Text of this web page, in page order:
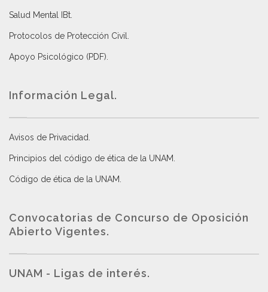
Salud Mental IBt
Protocolos de Protección Civil
Apoyo Psicológico (PDF)
Información Legal.
Avisos de Privacidad
Principios del código de ética de la UNAM
Código de ética de la UNAM
Convocatorias de Concurso de Oposición
Abierto Vigentes.
UNAM - Ligas de interés.